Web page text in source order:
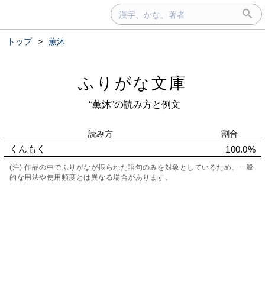
トップ > 薫沐
ふりがな文庫
“薫沐”の読み方と例文
読み方 割合
くんもく 100.0%
(注) 作品の中でふりがなが振られた語句のみを対象としているため、一般
的な用法や使用頻度とは異なる場合があります。